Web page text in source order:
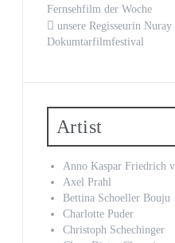
Fernsehfilm der Woche
unsere Regisseurin
Dokumtarfilmfestival
Artist
Anno Kaspar Friedrich
Axel Prahl
Bettina Schoeller Bouju
Charlotte Puder
Christoph Schechinger